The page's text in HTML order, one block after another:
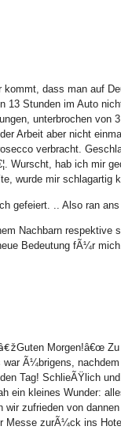
kommt, dass man auf
13 Stunden im Auto
unterbrochen von
Arbeit aber nicht
verbracht.
Wurscht, hab ich mir
wurde mir schlagartig
gefeiert. .. Also ran
Nachbarn respektive
Bedeutung fÃ¼r
Guten Morgen!â€œ
Ã¼brigens,
Tag! SchlieÃŸlich
ein kleines Wunder:
zufrieden von
Messe zurÃ¼ck ins